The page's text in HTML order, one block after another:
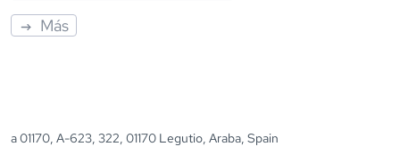
Más
a 01170, A-623, 322, 01170 Legutio, Araba, Spain